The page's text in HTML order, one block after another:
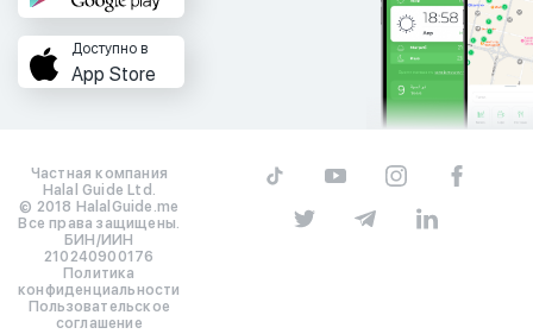
Доступно в
App Store
Частная компания
Halal Guide Ltd.
© 2018 HalalGuide.me
Все права защищены.
БИН/ИИН
210240900176
Политика
конфиденциальности
Пользовательское
соглашение